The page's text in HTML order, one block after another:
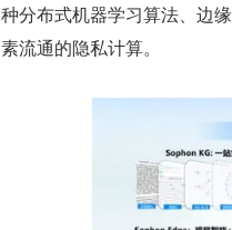
种分布式机器学习算法、边
素流通的隐私计算。